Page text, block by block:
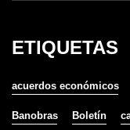
ETIQUETAS
acuerdos económicos
Banobras Boletín